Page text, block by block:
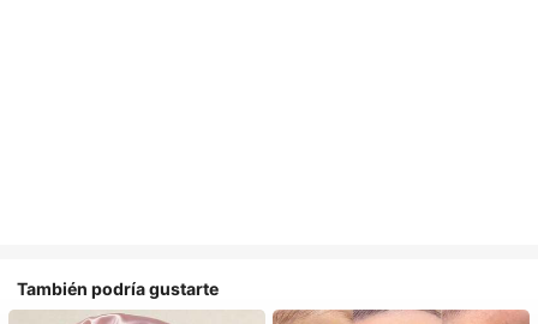
También podría gustarte